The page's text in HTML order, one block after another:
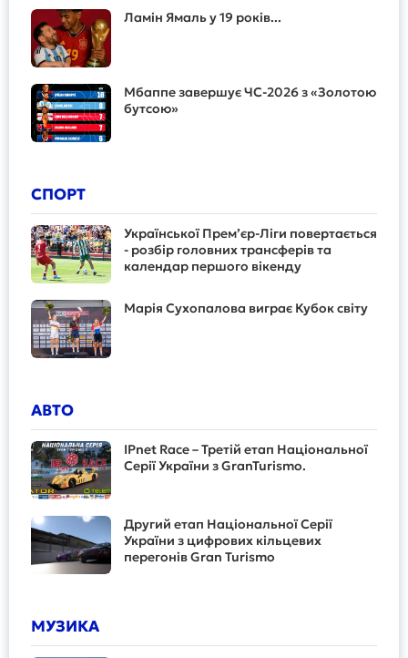
Ламін Ямаль у 19 років...
Мбаппе завершує ЧС-2026 з «Золотою
бутсою»
СПОРТ
Української Прем’єр-Ліги повертається
- розбір головних трансферів та
календар першого вікенду
Марія Сухопалова виграє Кубок світу
АВТО
IPnet Race – Третій етап Національної
Серії України з GranTurismo.
Другий етап Національної Серії
України з цифрових кільцевих
перегонів Gran Turismo
МУЗИКА